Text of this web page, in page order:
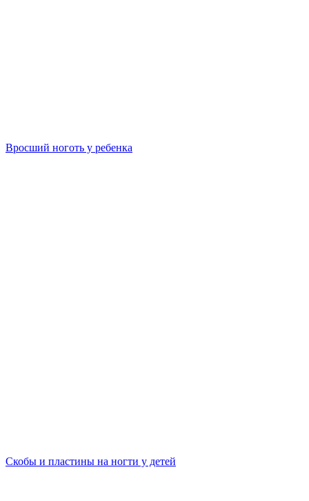
Вросший ноготь у ребенка
Скобы и пластины на ногти у детей